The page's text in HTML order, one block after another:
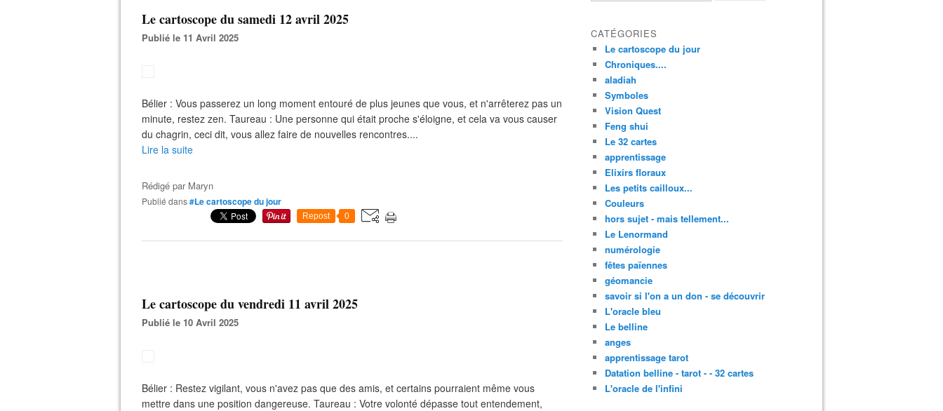
Le cartoscope du samedi 12 avril 2025
Publié le 11 Avril 2025
Bélier : Vous passerez un long moment entouré de plus jeunes que vous, et n'arrêterez pas un
minute, restez zen. Taureau : Une personne qui était proche s'éloigne, et cela va vous causer
du chagrin, ceci dit, vous allez faire de nouvelles rencontres....
Lire la suite
Rédigé par Maryn
Publié dans#Le cartoscope du jour
Repost 0
Le cartoscope du vendredi 11 avril 2025
Publié le 10 Avril 2025
Bélier : Restez vigilant, vous n'avez pas que des amis, et certains pourraient même vous
mettre dans une position dangereuse. Taureau : Votre volonté dépasse tout entendement,
CATÉGORIES
Le cartoscope du jour
Chroniques....
aladiah
Symboles
Vision Quest
Feng shui
Le 32 cartes
apprentissage
Elixirs floraux
Les petits cailloux...
Couleurs
hors sujet - mais tellement...
Le Lenormand
numérologie
fêtes païennes
géomancie
savoir si l'on a un don - se découvrir
L'oracle bleu
Le belline
anges
apprentissage tarot
Datation belline - tarot - - 32 cartes
L'oracle de l'infini